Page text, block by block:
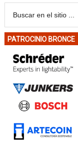
PATROCINIO BRONCE